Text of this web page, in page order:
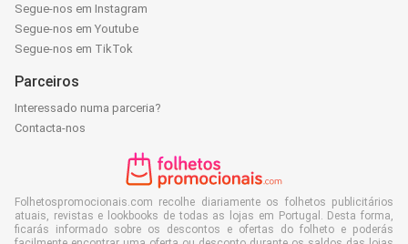
Segue-nos em Instagram
Segue-nos em Youtube
Segue-nos em TikTok
Parceiros
Interessado numa parceria?
Contacta-nos
Folhetospromocionais.com recolhe diariamente os folhetos publicitários
atuais, revistas e lookbooks de todas as lojas em Portugal. Desta forma,
ficarás informado sobre os descontos e ofertas do folheto e poderás